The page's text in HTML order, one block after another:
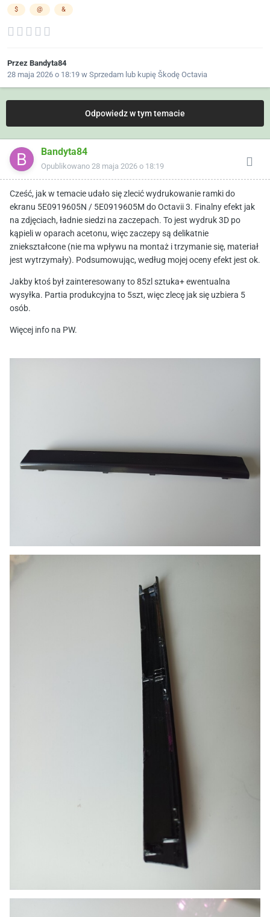
$ @ &
Przez Bandyta84
28 maja 2026 o 18:19 w Sprzedam lub kupię Škodę Octavia
Odpowiedz w tym temacie
Bandyta84
Opublikowano 28 maja 2026 o 18:19
Cześć, jak w temacie udało się zlecić wydrukowanie ramki do
ekranu 5E0919605N / 5E0919605M do Octavii 3. Finalny efekt jak
na zdjęciach, ładnie siedzi na zaczepach. To jest wydruk 3D po
kąpieli w oparach acetonu, więc zaczepy są delikatnie
zniekształcone (nie ma wpływu na montaż i trzymanie się, materiał
jest wytrzymały). Podsumowując, według mojej oceny efekt jest ok.
Jakby ktoś był zainteresowany to 85zl sztuka+ ewentualna
wysyłka. Partia produkcyjna to 5szt, więc zlecę jak się uzbiera 5
osób.
Więcej info na PW.